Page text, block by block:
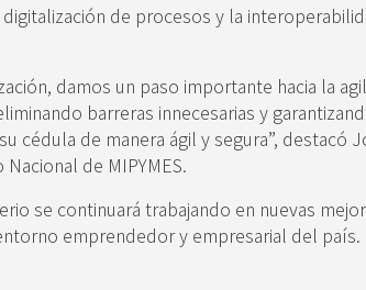
de procesos y la
damos un paso importante hacia la
barreras innecesarias y
cédula de manera ágil y segura”, destacó
de MIPYMES.
se continuará trabajando en nuevas
emprendedor y empresarial del país.